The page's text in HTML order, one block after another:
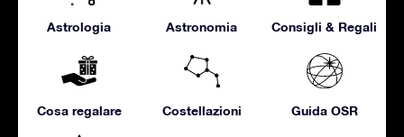
Astrologia Astronomia Consigli & Regali
Cosa regalare Costellazioni Guida OSR